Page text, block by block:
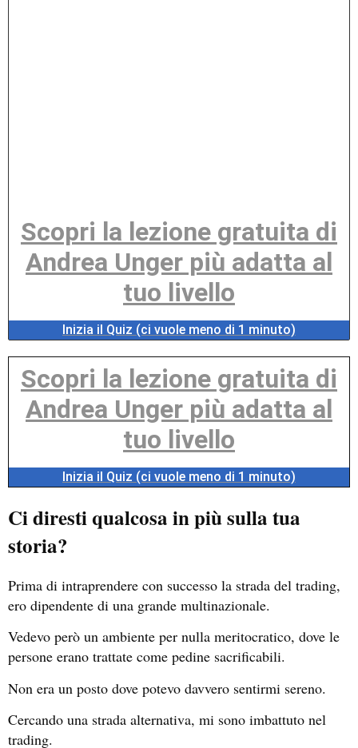
Scopri la lezione gratuita di
Andrea Unger più adatta al
tuo livello
Inizia il Quiz (ci vuole meno di 1 minuto)
Scopri la lezione gratuita di
Andrea Unger più adatta al
tuo livello
Inizia il Quiz (ci vuole meno di 1 minuto)
Ci diresti qualcosa in più sulla tua
storia?
Prima di intraprendere con successo la strada del trading,
ero dipendente di una grande multinazionale.
Vedevo però un ambiente per nulla meritocratico, dove le
persone erano trattate come pedine sacrificabili.
Non era un posto dove potevo davvero sentirmi sereno.
Cercando una strada alternativa, mi sono imbattuto nel
trading.